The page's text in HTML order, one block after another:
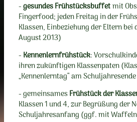
-gesundes Frühstücksbuffetmit
Fingerfood; jeden Freitag in der
Klassen, Einbeziehung der Eltern
August 2013)
- Kennenlernfrühstück:
ihren zukünftigen Klassenpaten
„Kennenlerntag“ am Schuljahresende
- gemeinsamesFrühstück der
Klassen 1 und 4, zur Begrüßung der
Schuljahresanfang (ggf. mit